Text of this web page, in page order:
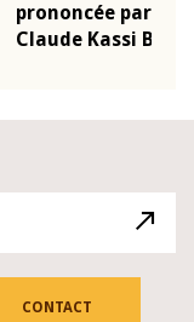
Monsieur Jean-
CONTACT